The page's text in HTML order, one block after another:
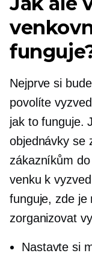
Nejprve si
povolíte
jak to funguje.
objednávky se
zákazníkům
venku k
funguje, zde je
zorganizovat
Nastavte si